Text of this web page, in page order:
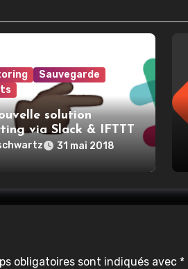
Sauvegarde
solution
via Slack & IFTTT
31 mai 2018
obligatoires sont indiqués avec *